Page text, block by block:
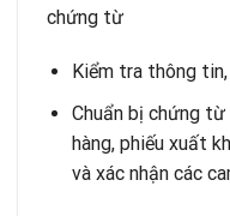
chứng từ
Kiểm tra thông
Chuẩn bị chứng
hàng, phiếu xuất
và xác nhận các